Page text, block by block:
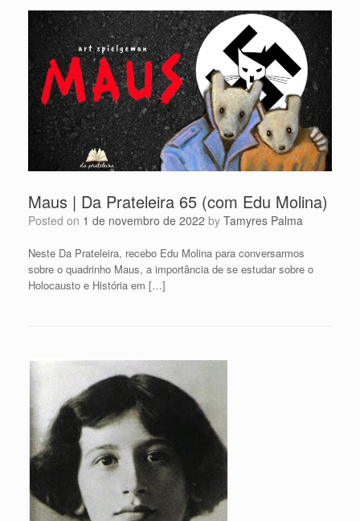
Maus | Da Prateleira 65 (com Edu Molina)
Posted on 1 de novembro de 2022 by Tamyres Palma
Neste Da Prateleira, recebo Edu Molina para conversarmos
sobre o quadrinho Maus, a importância de se estudar sobre o
Holocausto e História em […]